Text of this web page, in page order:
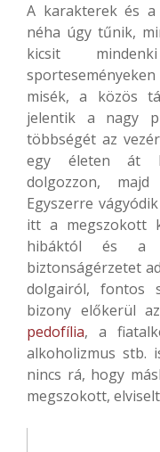
A karakterek és
néha úgy tűnik,
kicsit
misék, a közös
jelentik a nagy
többségét az
egy életen át
dolgozzon, majd
Egyszerre
itt a megszokott
hibáktól és a
biztonságérzetet
dolgairól, fontos
bizony előkerül
pedofília, a
alkoholizmus stb.
nincs rá, hogy
megszokott,